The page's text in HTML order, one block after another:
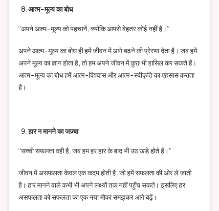
आत्म-मूल्य का बोध
“अपने आत्म-मूल्य को पहचानें, क्योंकि आपसे बेहतर कोई नहीं है।”
अपने आत्म-मूल्य का बोध ही हमें जीवन में आगे बढ़ने की प्रेरणा देता है। जब हमें
अपने मूल्य का ज्ञान होता है, तो हम अपने जीवन में कुछ भी हासिल कर सकते हैं।
आत्म-मूल्य का बोध हमें आत्म-विश्वास और आत्म-स्वीकृति का एहसास कराता
है।
हार न मानने का जज़्बा
“सच्ची सफलता वही है, जब हम हर हार के बाद भी उठ खड़े होते हैं।”
जीवन में असफलता केवल एक कदम होती है, जो हमें सफलता की ओर ले जाती
है। हार मानने वाले कभी भी अपने लक्ष्यों तक नहीं पहुँच सकते। इसलिए हर
असफलता को सफलता का एक नया मौका समझकर आगे बढ़ें।